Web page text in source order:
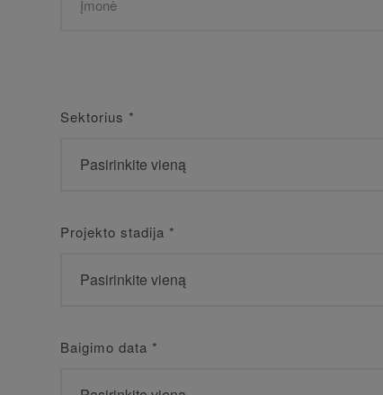
Sektorius *
Projekto stadija *
Baigimo data *